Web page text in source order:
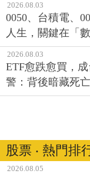
2026.08.03
0050、台積電、
人生，關鍵在「數
2026.08.03
ETF愈跌愈買，
警：背後暗藏死
股票 ‧ 熱門排
2026.08.05